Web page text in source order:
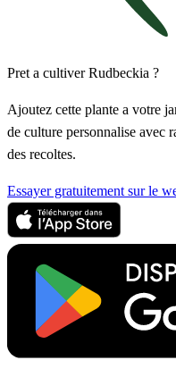
Pret a cultiver Rudbeckia ?
Ajoutez cette plante a votre
de culture personnalise avec
des recoltes.
Essayer gratuitement sur le